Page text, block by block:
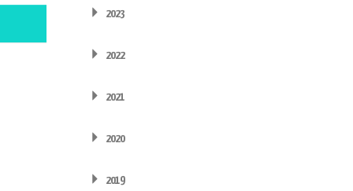
2023
2022
2021
2020
2019